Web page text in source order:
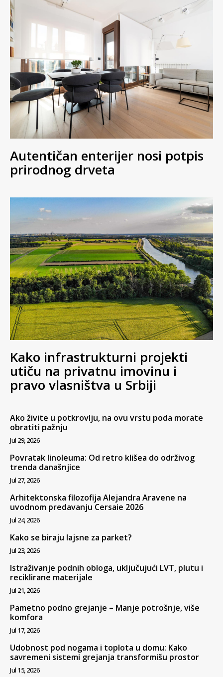
Autentičan enterijer nosi potpis
prirodnog drveta
Kako infrastrukturni projekti
utiču na privatnu imovinu i
pravo vlasništva u Srbiji
Ako živite u potkrovlju, na ovu vrstu poda morate
obratiti pažnju
Jul 29, 2026
Povratak linoleuma: Od retro klišea do održivog
trenda današnjice
Jul 27, 2026
Arhitektonska filozofija Alejandra Aravene na
uvodnom predavanju Cersaie 2026
Jul 24, 2026
Kako se biraju lajsne za parket?
Jul 23, 2026
Istraživanje podnih obloga, uključujući LVT, plutu i
reciklirane materijale
Jul 21, 2026
Pametno podno grejanje – Manje potrošnje, više
komfora
Jul 17, 2026
Udobnost pod nogama i toplota u domu: Kako
savremeni sistemi grejanja transformišu prostor
Jul 15, 2026